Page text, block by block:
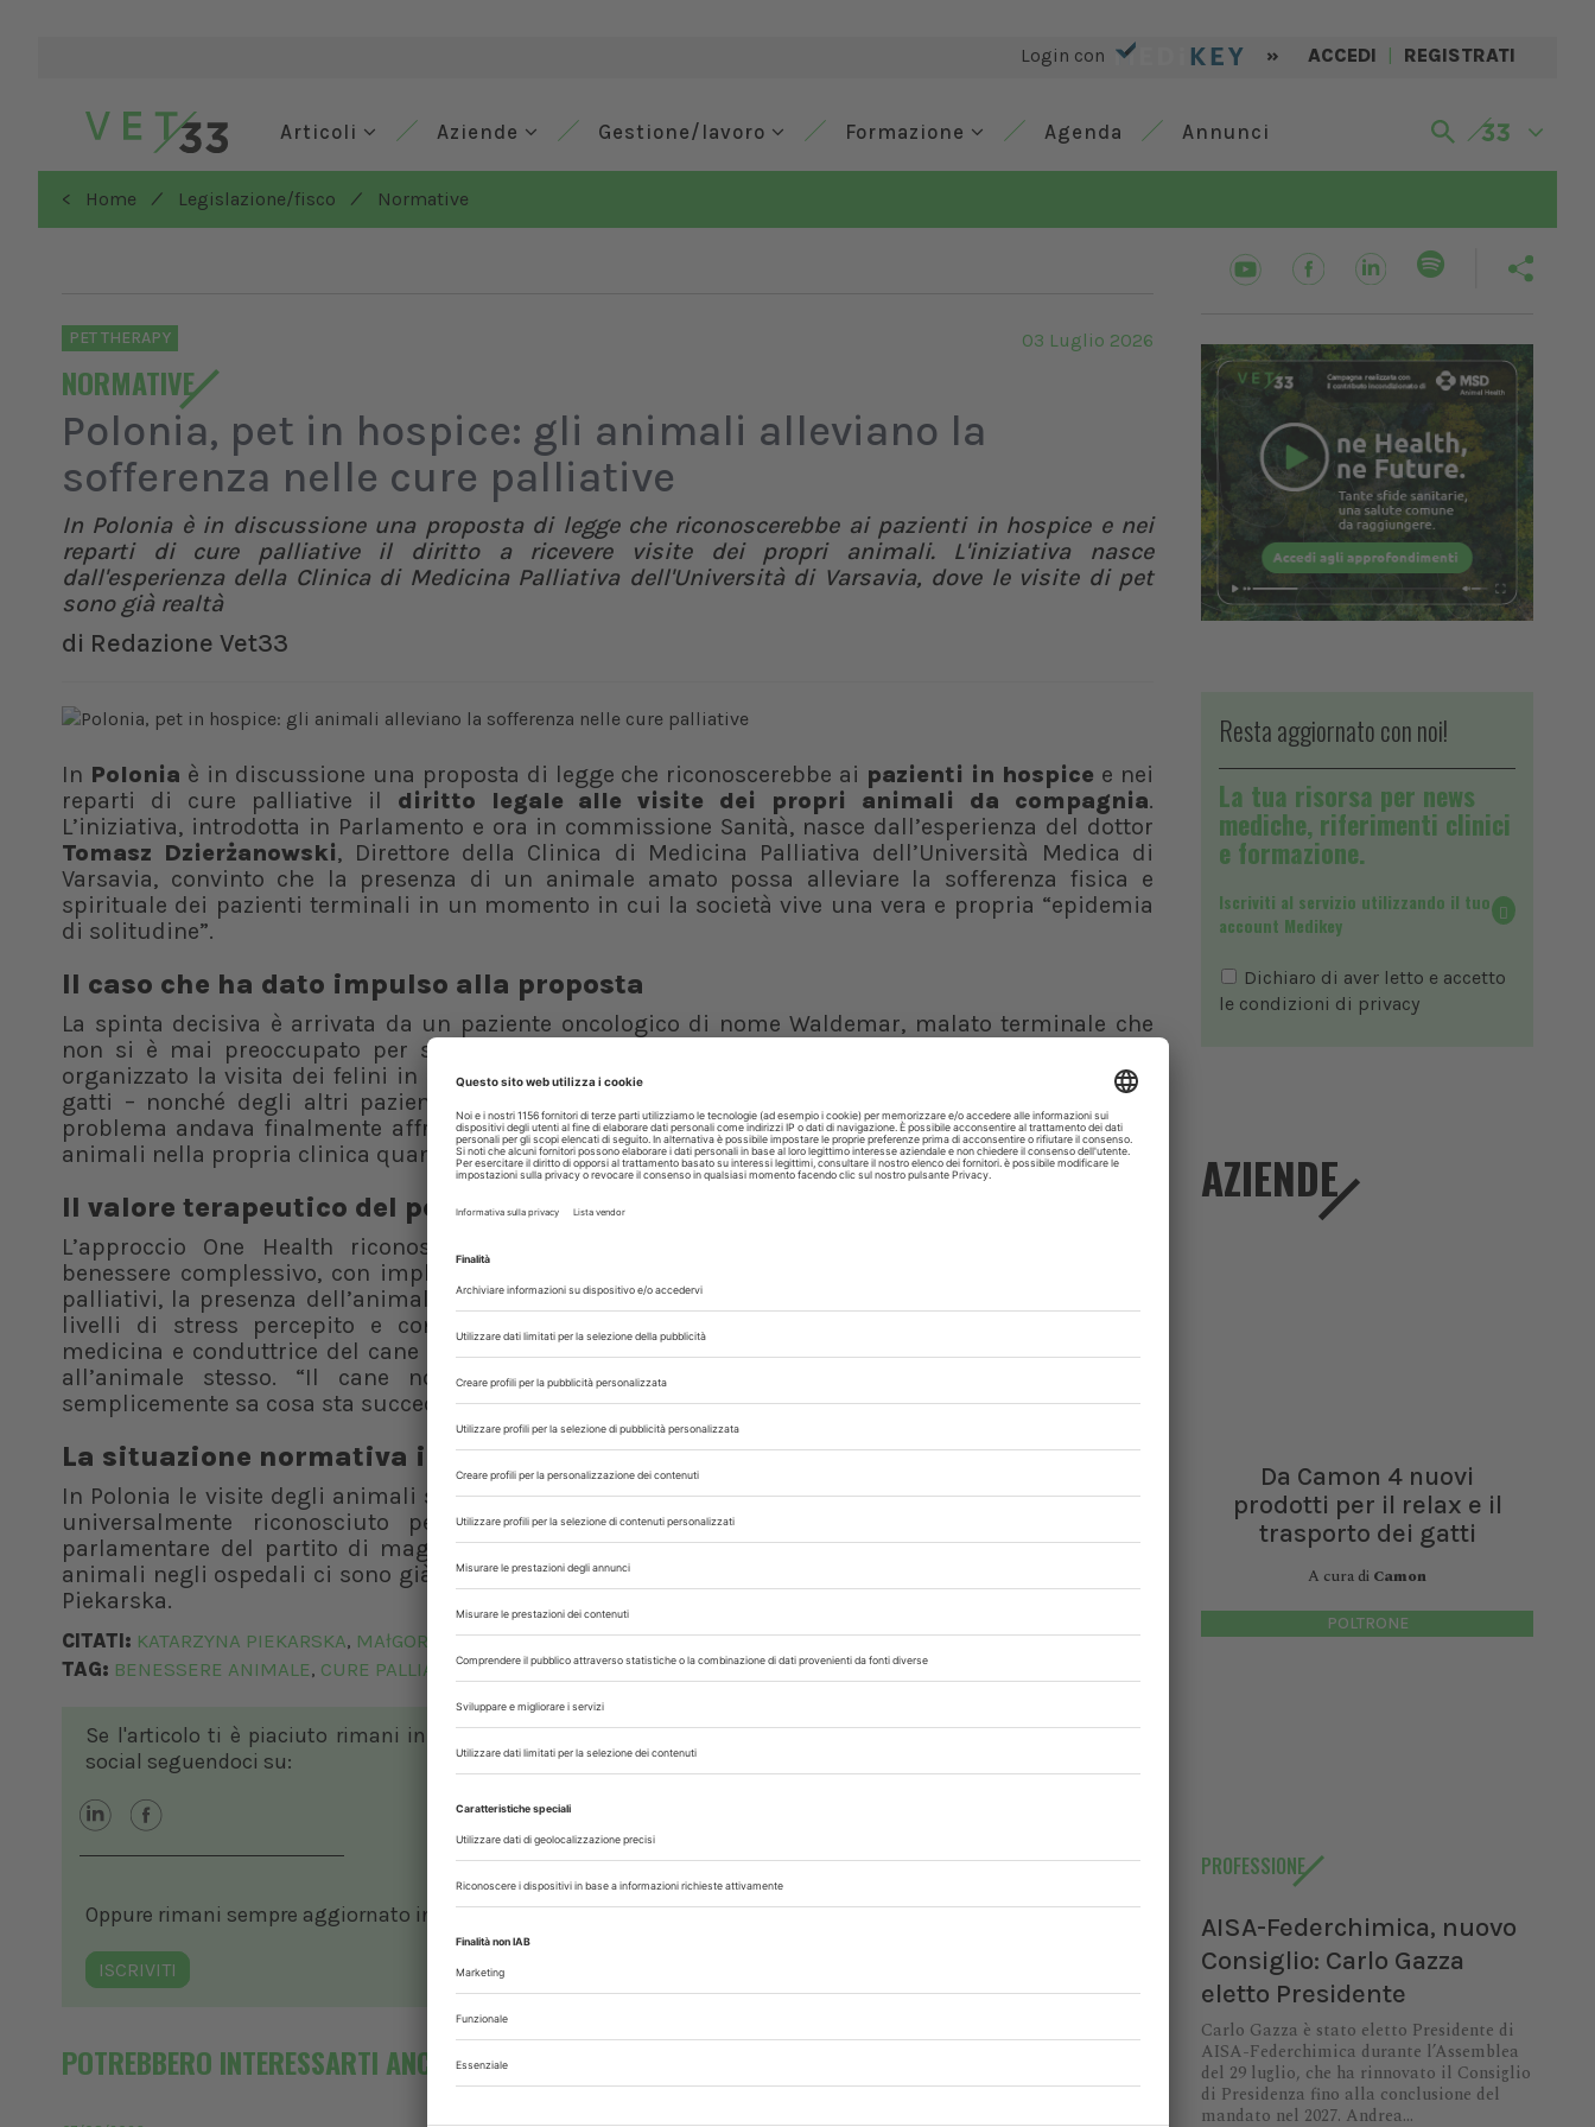
Login con » ACCEDI | REGISTRATI
Articoli Aziende Gestione/lavoro Formazione Agenda Annunci
< Home / Legislazione/fisco / Normative
PET THERAPY
NORMATIVE
03 Luglio 2026
Polonia, pet in hospice: gli animali alleviano la
sofferenza nelle cure palliative
In Polonia è in discussione una proposta di legge che riconoscerebbe ai pazienti in hospice e nei
reparti di cure palliative il diritto a ricevere visite dei propri animali. L'iniziativa nasce
dall'esperienza della Clinica di Medicina Palliativa dell'Università di Varsavia, dove le visite di pet
sono già realtà
di Redazione Vet33
In Polonia è in discussione una proposta di legge che riconoscerebbe ai pazienti in hospice e nei
reparti di cure palliative il diritto legale alle visite dei propri animali da compagnia.
L’iniziativa, introdotta in Parlamento e ora in commissione Sanità, nasce dall’esperienza del dottor
Tomasz Dzierżanowski, Direttore della Clinica di Medicina Palliativa dell’Università Medica di
Varsavia, convinto che la presenza di un animale amato possa alleviare la sofferenza fisica e
spirituale dei pazienti terminali in un momento in cui la società vive una vera e propria “epidemia
di solitudine”.
Il caso che ha dato impulso alla proposta
La spinta decisiva è arrivata da un paziente oncologico di nome Waldemar, malato terminale che
non si è mai preoccupato per sé ma per i propri due gatti. Il dottor Dzierżanowski ha quindi
organizzato la visita dei felini in reparto: “Le lacrime di felicità dell’uomo e la reazione emotiva dei
gatti – nonché degli altri pazienti e del personale presenti – mi hanno fatto capire che questo
problema andava finalmente affrontato”, ha dichiarato. Oggi il medico consente già le visite degli
animali nella propria clinica quando le condizioni lo permettono, oltre alle visite dei cani da terapia.
Il valore terapeutico del pet
L’approccio One Health riconosce il legame uomo-animale come componente rilevante del
benessere complessivo, con implicazioni che vanno oltre la salute strettamente fisica. In contesti
palliativi, la presenza dell’animale familiare produce effetti documentati: riduce l’ansia, abbassa i
livelli di stress percepito e contrasta l’isolamento. Małgorzata Brzozowska
medicina e conduttrice del cane da terapia Kluska, ha osservato che i benefici si estendono anche
all’animale stesso. “Il cane non è stressato. Interpretiamo questo come il fatto che lui
semplicemente sa cosa sta succedendo, sa dove è andato il proprietario che c’era sempre prima”.
La situazione normativa in Polonia
In Polonia le visite degli animali sono già consentite in molte strutture, ma in assenza di un diritto
universalmente riconosciuto per legge. La proposta, introdotta da
parlamentare del partito di maggioranza, mira a colmare questo vuoto normativo. “In realtà gli
animali negli ospedali ci sono già. Per questo deve essere regolamentato dalla legge”, ha dichiarato
Piekarska.
CITATI: KATARZYNA PIEKARSKA, MAłGORZATA BRZOZOWSKA,TOMASZ DZIERżANOWSKI
TAG: BENESSERE ANIMALE, CURE PALLIATIVE,HOSPICE,ONE HEALTH,PET THERAPY,POLONIA
Se l'articolo ti è piaciuto rimani in contatto con noi sui nostri canali
social seguendoci su:
Oppure rimani sempre aggiornato in ambito veterinario, iscrivendoti alla nostra newsletter!
ISCRIVITI
POTREBBERO INTERESSARTI ANCHE
Resta aggiornato con noi!
La tua risorsa per news
mediche, riferimenti clinici
e formazione.
Iscriviti al servizio utilizzando il tuo
account Medikey
Dichiaro di aver letto e accetto
le condizioni di privacy
AZIENDE
Da Camon 4 nuovi
prodotti per il relax e il
trasporto dei gatti
A cura di Camon
POLTRONE
PROFESSIONE
AISA-Federchimica, nuovo
Consiglio: Carlo Gazza
eletto Presidente
Carlo Gazza è stato eletto Presidente di
AISA-Federchimica durante l’Assemblea
del 29 luglio, che ha rinnovato il Consiglio
di Presidenza fino alla conclusione del
mandato nel 2027. Andrea...